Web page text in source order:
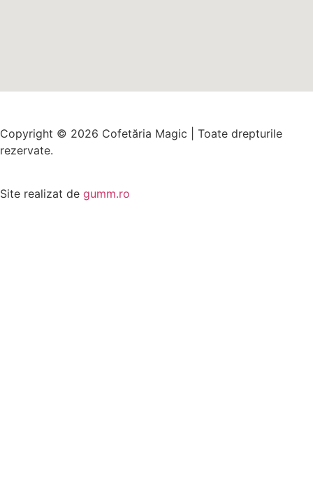
Copyright © 2026 Cofetăria Magic | Toate drepturile
rezervate.
Site realizat de gumm.ro